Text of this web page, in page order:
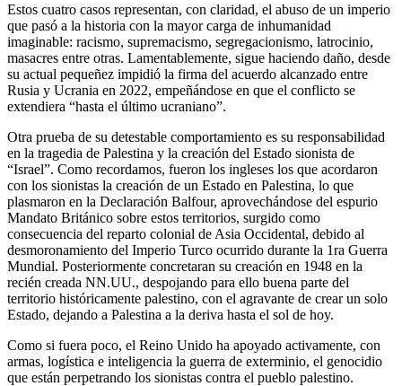
Estos cuatro casos representan, con claridad, el abuso de un imperio
que pasó a la historia con la mayor carga de inhumanidad
imaginable: racismo, supremacismo, segregacionismo, latrocinio,
masacres entre otras. Lamentablemente, sigue haciendo daño, desde
su actual pequeñez impidió la firma del acuerdo alcanzado entre
Rusia y Ucrania en 2022, empeñándose en que el conflicto se
extendiera “hasta el último ucraniano”.
Otra prueba de su detestable comportamiento es su responsabilidad
en la tragedia de Palestina y la creación del Estado sionista de
“Israel”. Como recordamos, fueron los ingleses los que acordaron
con los sionistas la creación de un Estado en Palestina, lo que
plasmaron en la Declaración Balfour, aprovechándose del espurio
Mandato Británico sobre estos territorios, surgido como
consecuencia del reparto colonial de Asia Occidental, debido al
desmoronamiento del Imperio Turco ocurrido durante la 1ra Guerra
Mundial. Posteriormente concretaran su creación en 1948 en la
recién creada NN.UU., despojando para ello buena parte del
territorio históricamente palestino, con el agravante de crear un solo
Estado, dejando a Palestina a la deriva hasta el sol de hoy.
Como si fuera poco, el Reino Unido ha apoyado activamente, con
armas, logística e inteligencia la guerra de exterminio, el genocidio
que están perpetrando los sionistas contra el pueblo palestino.